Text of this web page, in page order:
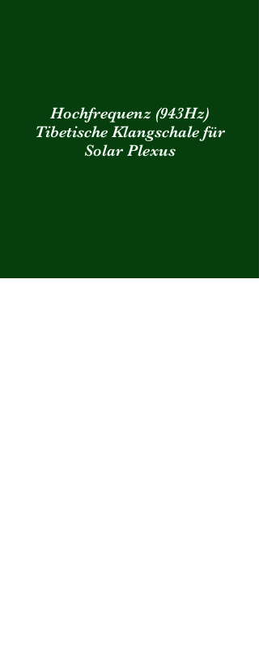
Hochfrequenz (943Hz)
Tibetische Klangschale für
Solar Plexus